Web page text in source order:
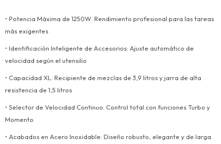
• Potencia Máxima de 1250W: Rendimiento profesional para las tareas
más exigentes
• Identificación Inteligente de Accesorios: Ajuste automático de
velocidad según el utensilio
• Capacidad XL: Recipiente de mezclas de 3,9 litros y jarra de alta
resistencia de 1,5 litros
• Selector de Velocidad Continuo: Control total con funciones Turbo y
Momento
• Acabados en Acero Inoxidable: Diseño robusto, elegante y de larga